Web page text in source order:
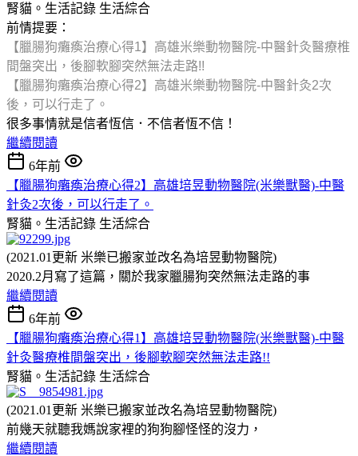
腎貓。生活記錄 生活綜合
前情提要：
【臘腸狗癱瘓治療心得1】高雄米樂動物醫院-中醫針灸醫療椎
間盤突出，後腳軟腳突然無法走路!!
【臘腸狗癱瘓治療心得2】高雄米樂動物醫院-中醫針灸2次
後，可以行走了。
很多事情就是信者恆信．不信者恆不信！
繼續閱讀
6年前
【臘腸狗癱瘓治療心得2】高雄培昱動物醫院(米樂獸醫)-中醫
針灸2次後，可以行走了。
腎貓。生活記錄 生活綜合
(2021.01更新 米樂已搬家並改名為培昱動物醫院)
2020.2月寫了這篇，關於我家臘腸狗突然無法走路的事
繼續閱讀
6年前
【臘腸狗癱瘓治療心得1】高雄培昱動物醫院(米樂獸醫)-中醫
針灸醫療椎間盤突出，後腳軟腳突然無法走路!!
腎貓。生活記錄 生活綜合
(2021.01更新 米樂已搬家並改名為培昱動物醫院)
前幾天就聽我媽說家裡的狗狗腳怪怪的沒力，
繼續閱讀